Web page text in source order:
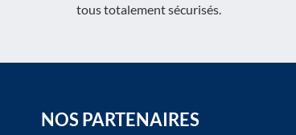
tous totalement sécurisés.
NOS PARTENAIRES